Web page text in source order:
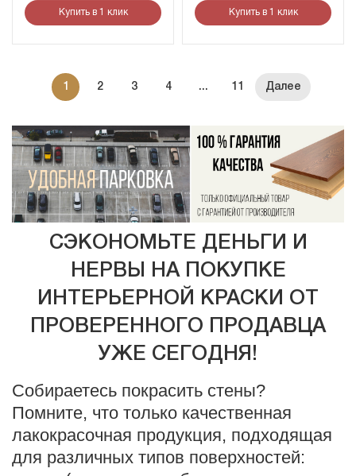
Купить в 1 клик Купить в 1 клик
1 2 3 4 ... 11
СЭКОНОМЬТЕ ДЕНЬГИ И
НЕРВЫ НА ПОКУПКЕ
ИНТЕРЬЕРНОЙ КРАСКИ ОТ
ПРОВЕРЕННОГО ПРОДАВЦА
УЖЕ СЕГОДНЯ!
Собираетесь покрасить стены?
Помните, что только качественная
лакокрасочная продукция, подходящая
для различных типов поверхностей: